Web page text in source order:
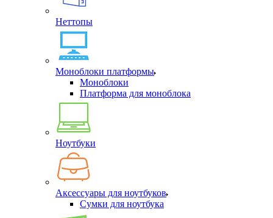
Неттопы
Моноблоки платформы
Моноблоки
Платформа для моноблока
Ноутбуки
Аксессуары для ноутбуков
Сумки для ноутбука